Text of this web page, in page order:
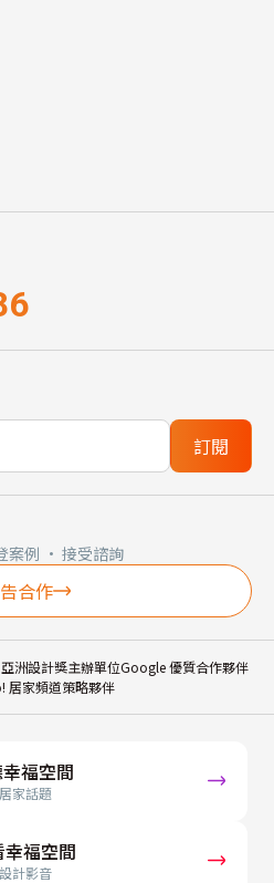
訂閱
案例 · 接受諮詢
合作
亞洲設計獎主辦單位Google 優質合作夥伴
居家頻道策略夥伴
福空間
家話題
福空間
計影音